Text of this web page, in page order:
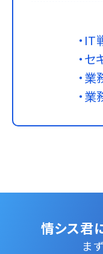
・
・
・
・
情シス君
ま